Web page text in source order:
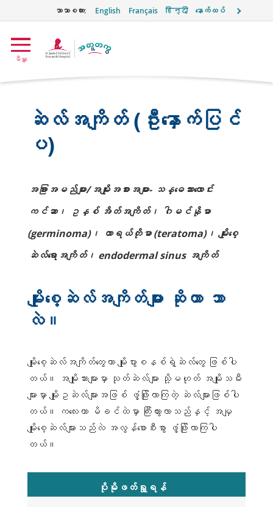
ဘာသာစကား: English Français हिन्दी နောက်ထပ်
မီနူ
ဆဲလ်အကျိတ် (ဦးနှောက်ပြင်
ပ)
အခြားအမည်များ/အမျိုးအစားအများ- သန္ဓေသားလောင်း
ကင်ဆာ၊ ဥနှစ် အိတ်အကျိတ်၊ ဂါမင်နိုမာ
(germinoma)၊ တာရယ်တိုမာ (teratoma)၊ မျိုးစေ့
ဆဲလ်ရောအကျိတ်၊ endodermal sinus အကျိတ်
မျိုးစေ့ဆဲလ်အကျိတ်များ ဆိုတာ ဘာ
လဲ။
မျိုးစေ့ဆဲလ်အကျိတ်တွေဟာ မျိုးပွားစနစ်ရဲ့ဆဲလ်တွေ ဖြစ်ပါ
တယ်။ အမျိုးသားများမှာ သုတ်ဆဲလ်များ သို့မဟုတ် အမျိုးသမီး
များမှာ မျိုးဥဆဲလ်များအဖြစ် ဖွံ့ဖြိုးလာကြတဲ့ ဆဲလ်များဖြစ်ပါ
တယ်။ ကလေးဟာ မိခင်ထဲမှာ ကြီးထွားလာသည်နှင့် အမျှ
မျိုးစေ့ဆဲလ်များသည်လဲ အလွန်စောစီးစွာ ဖွံ့ဖြိုးလာကြပါ
တယ်။
ပိုမိုဖတ်ရှု့ရန်